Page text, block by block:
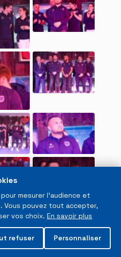
mesurer l'audience et
Vous pouvez tout accepter,
vos choix. En savoir plus
refuser Personnaliser